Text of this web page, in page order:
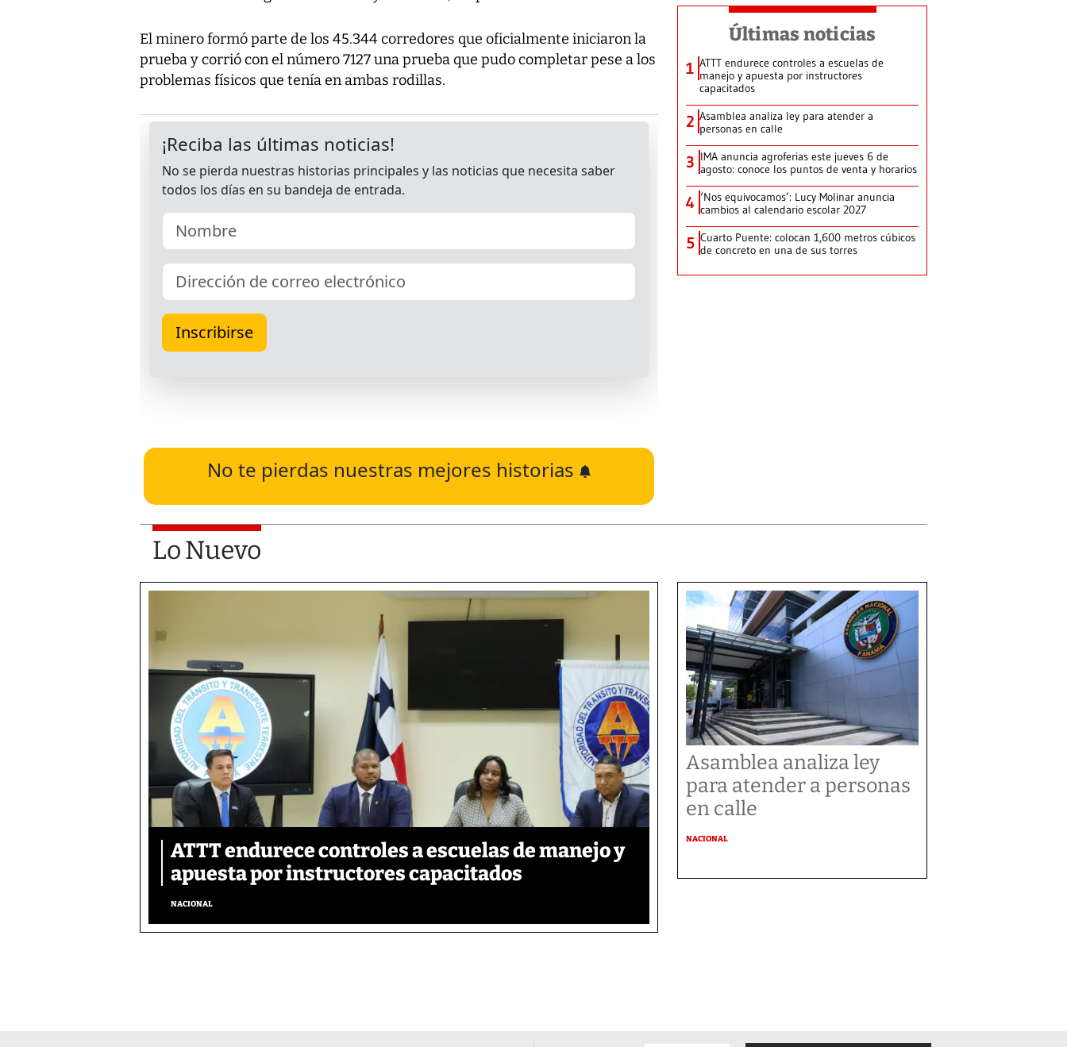
El minero formó parte de los 45.344 corredores que oficialmente iniciaron la
prueba y corrió con el número 7127 una prueba que pudo completar pese a los
problemas físicos que tenía en ambas rodillas.
No te pierdas nuestras mejores historias
Últimas noticias
1 ATTT endurece controles a escuelas de
manejo y apuesta por instructores
capacitados
2 Asamblea analiza ley para atender a
personas en calle
3 IMA anuncia agroferias este jueves 6 de
agosto: conoce los puntos de venta y horarios
4 ‘Nos equivocamos’: Lucy Molinar anuncia
cambios al calendario escolar 2027
5 Cuarto Puente: colocan 1,600 metros cúbicos
de concreto en una de sus torres
Lo Nuevo
ATTT endurece controles a escuelas de manejo y
apuesta por instructores capacitados
NACIONAL
Asamblea analiza ley
para atender a personas
en calle
NACIONAL